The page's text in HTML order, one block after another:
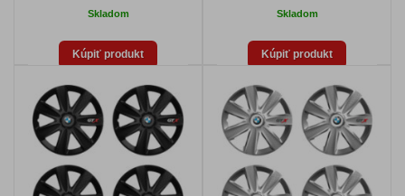
Skladom
Kúpiť produkt
Skladom
Kúpiť produkt